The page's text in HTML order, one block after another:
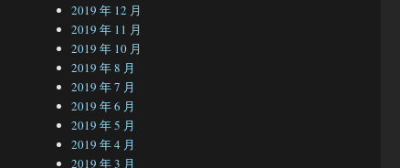
2019 年 12 月
2019 年 11 月
2019 年 10 月
2019 年 8 月
2019 年 7 月
2019 年 6 月
2019 年 5 月
2019 年 4 月
2019 年 3 月